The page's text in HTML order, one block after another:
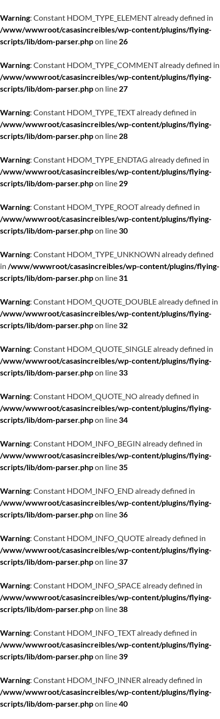
Warning: Constant HDOM_TYPE_ELEMENT already defined in
/www/wwwroot/casasincreibles/wp-content/plugins/flying-
scripts/lib/dom-parser.phpon line 26
Warning: Constant HDOM_TYPE_COMMENT already defined in
/www/wwwroot/casasincreibles/wp-content/plugins/flying-
scripts/lib/dom-parser.phpon line 27
Warning: Constant HDOM_TYPE_TEXT already defined in
/www/wwwroot/casasincreibles/wp-content/plugins/flying-
scripts/lib/dom-parser.phpon line 28
Warning: Constant HDOM_TYPE_ENDTAG already defined in
/www/wwwroot/casasincreibles/wp-content/plugins/flying-
scripts/lib/dom-parser.phpon line 29
Warning: Constant HDOM_TYPE_ROOT already defined in
/www/wwwroot/casasincreibles/wp-content/plugins/flying-
scripts/lib/dom-parser.phpon line30
Warning: Constant HDOM_TYPE_UNKNOWN already defined
in /www/wwwroot/casasincreibles/wp-content/plugins/flying-
scripts/lib/dom-parser.phpon line31
Warning: Constant HDOM_QUOTE_DOUBLE already defined in
/www/wwwroot/casasincreibles/wp-content/plugins/flying-
scripts/lib/dom-parser.phpon line32
Warning: Constant HDOM_QUOTE_SINGLE already defined in
/www/wwwroot/casasincreibles/wp-content/plugins/flying-
scripts/lib/dom-parser.phpon line33
Warning: Constant HDOM_QUOTE_NO already defined in
/www/wwwroot/casasincreibles/wp-content/plugins/flying-
scripts/lib/dom-parser.phpon line34
Warning: Constant HDOM_INFO_BEGIN already defined in
/www/wwwroot/casasincreibles/wp-content/plugins/flying-
scripts/lib/dom-parser.phpon line35
Warning: Constant HDOM_INFO_END already defined in
/www/wwwroot/casasincreibles/wp-content/plugins/flying-
scripts/lib/dom-parser.phpon line36
Warning: Constant HDOM_INFO_QUOTE already defined in
/www/wwwroot/casasincreibles/wp-content/plugins/flying-
scripts/lib/dom-parser.phpon line37
Warning: Constant HDOM_INFO_SPACE already defined in
/www/wwwroot/casasincreibles/wp-content/plugins/flying-
scripts/lib/dom-parser.phpon line38
Warning: Constant HDOM_INFO_TEXT already defined in
/www/wwwroot/casasincreibles/wp-content/plugins/flying-
scripts/lib/dom-parser.phpon line39
Warning: Constant HDOM_INFO_INNER already defined in
/www/wwwroot/casasincreibles/wp-content/plugins/flying-
scripts/lib/dom-parser.phpon line40